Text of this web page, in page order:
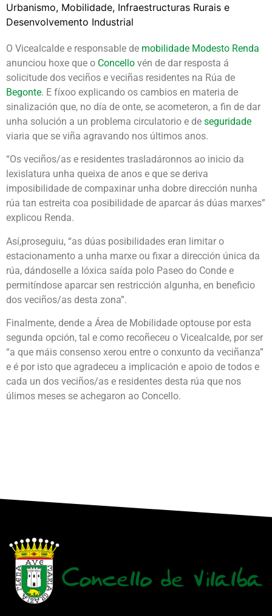
Urbanismo, Mobilidade, Infraestructuras Rurais e
Desenvolvemento Industrial
O Vicealcalde e responsable de mobilidade Modesto Renda
anunciou hoxe que o Concello vén de dar resposta á
solicitude dos veciños e veciñas residentes na Rúa de
Begonte. E fíxoo explicando os cambios en materia de
sinalización que, no día de onte, se acometeron, a fin de dar
unha solución a un problema circulatorio e de seguridade
viaria que se viña agravando nos últimos anos.
“Os veciños/as e residentes trasladáronnos ao inicio da
lexislatura unha queixa de anos e que se deriva
imposibilidade de compaxinar unha dobre dirección nunha
rúa tan estreita coa posibilidade de aparcar ás dúas marxes”
explicou Renda.
Así,proseguiu, “as dúas posibilidades eran limitar o
estacionamento a unha marxe ou fixar a dirección única da
rúa, dándoselle a lóxica saída polo Paseo do Conde e
permitíndose aparcar sen restricción algunha, en beneficio
dos veciños/as desta zona”.
Finalmente, dende a Área de Mobilidade optouse por esta
segunda opción, tal e como recoñeceu o Vicealcalde, por ser
“a que máis consenso xerou entre o conxunto da veciñanza”
e é por isto que agradeceu a implicación e apoio de todos e
cada un dos veciños/as e residentes desta rúa que nos
úlimos meses se achegaron ao Concello.